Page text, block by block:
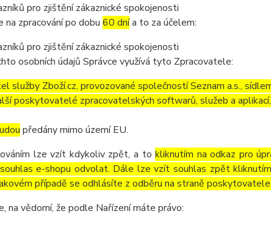
pro zjištění zákaznické spokojenosti
zpracování po dobu 60 dnía to za účelem:
pro zjištění zákaznické spokojenosti
osobních údajů Správce využívá tyto Zpracovatele:
služby Zboží.cz, provozované společností Seznam a.s.,
poskytovatelé zpracovatelských softwarů, služeb a
předány mimo území EU.
lze vzít kdykoliv zpět, a tokliknutím na odkaz pro
e-shopu odvolat. Dále lze vzít souhlas zpět
případě se odhlásíte z odběru na straně poskytovatele
na vědomí, že podle Nařízení máte právo: